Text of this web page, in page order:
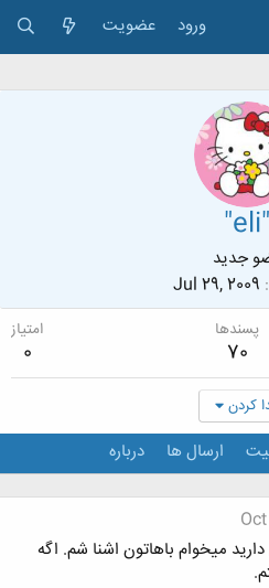
ورود عضویت
"eli"
جدید
Jul 29, 2009
پسندها
70
امتیاز
0
کردن
ارسال ها درباره
میخوام باهاتون اشنا شم. اگه